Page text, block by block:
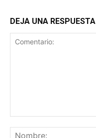
DEJA UNA RESPUESTA